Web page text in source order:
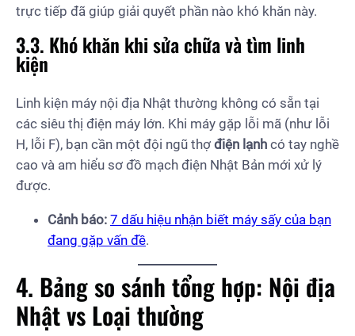
trực tiếp đã giúp giải quyết phần nào khó khăn này.
3.3. Khó khăn khi sửa chữa và tìm linh
kiện
Linh kiện máy nội địa Nhật thường không có sẵn tại
các siêu thị điện máy lớn. Khi máy gặp lỗi mã (như lỗi
H, lỗi F), bạn cần một đội ngũ thợ điện lạnh có tay nghề
cao và am hiểu sơ đồ mạch điện Nhật Bản mới xử lý
được.
Cảnh báo: 7 dấu hiệu nhận biết máy sấy của bạn
đang gặp vấn đề.
4. Bảng so sánh tổng hợp: Nội địa
Nhật vs Loại thường